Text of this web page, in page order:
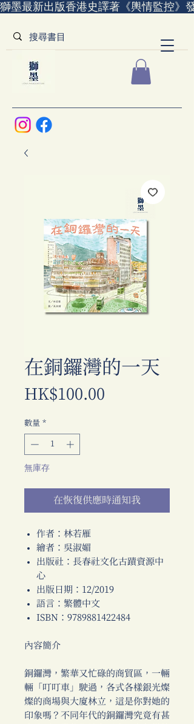
獅墨最新出版香港史譯著《輿情監控》
在銅鑼灣的一天
HK$100.00
數量 *
無庫存
在恢復供應時通知我
作者：林若雁
繪者：吳淑媚
出版社：長春社文化古蹟資源中
心
出版日期：12/2019
語言：繁體中文
ISBN：9789881422484
內容簡介
銅鑼灣，繁華又忙碌的商貿區，一輛
輛「叮叮車」駛過，各式各樣銀光燦
燦的商場與大廈林立，這是你對她的
印象嗎？不同年代的銅鑼灣究竟有甚